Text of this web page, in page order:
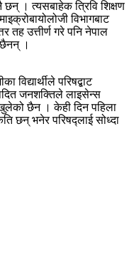
छन् । त्यसबाहेक त्रिवि शिक्षण
विभागबाट
तह उत्तीर्ण गरे पनि नेपाल
छैनन् ।
विद्यार्थीले परिषद्बाट
जनशक्तिले लाइसेन्स
छैन । केही दिन पहिला
छन् भनेर परिषद्लाई सोध्दा